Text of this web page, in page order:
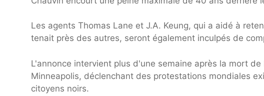
Les agents Thomas Lane et J.A. Keung, qui a aidé à
tenait près des autres, seront également inculpés de
L'annonce intervient plus d'une semaine après la mort
Minneapolis, déclenchant des protestations mondiales
citoyens noirs.